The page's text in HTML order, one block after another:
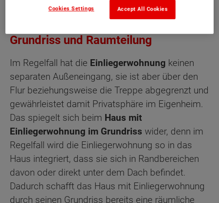
Grundriss und Raumteilung
Im Regelfall hat die Einliegerwohnung keinen
separaten Außeneingang, sie ist aber über den
Flur beziehungsweise die Treppe abgegrenzt und
gewährleistet damit Privatsphäre im Eigenheim.
Das spiegelt sich beim Haus mit
Einliegerwohnung im Grundriss wider, denn im
Regelfall wird die Einliegerwohnung so in das
Haus integriert, dass sie sich in Randbereichen
davon oder direkt unter dem Dach befindet.
Dadurch schafft das Haus mit Einliegerwohnung
durch seinen Grundriss bereits eine räumliche
Accept All Cookies
Cookies Settings